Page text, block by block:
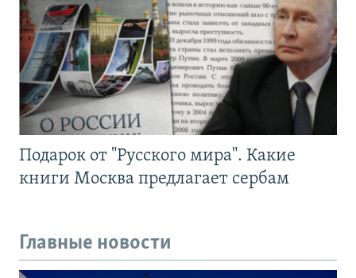
Подарок от "Русского мира". Какие
книги Москва предлагает сербам
Главные новости